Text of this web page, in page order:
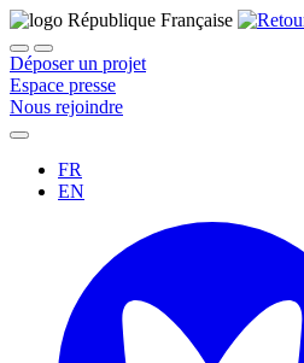
Déposer un projet
Espace presse
Nous rejoindre
FR
EN